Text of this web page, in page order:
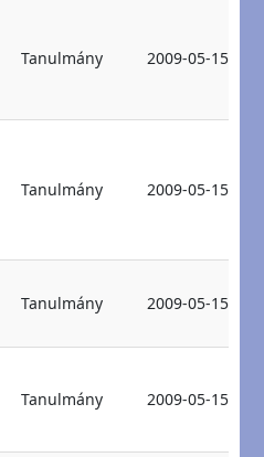
Tanulmány 2009-05-15
Tanulmány 2009-05-15
Tanulmány 2009-05-15
Tanulmány 2009-05-15